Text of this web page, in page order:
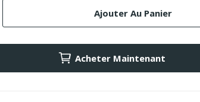
Ajouter Au Panier
Acheter Maintenant